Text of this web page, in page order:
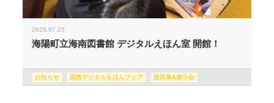
2025.07.25
海陽町立海南図書館 デジタルえほん室 開館！
お知らせ 国際デジタルえほんフェア 巡回展&展示会